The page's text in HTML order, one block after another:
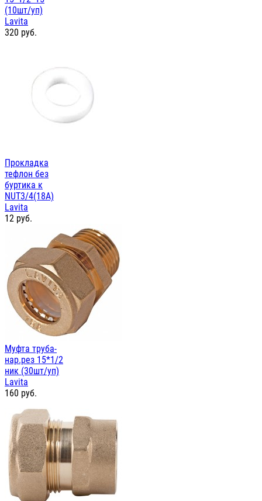
(10шт/уп)
Lavita
320 руб.
Прокладка
тефлон без
буртика к
NUT3/4(18А)
Lavita
12 руб.
Муфта труба-
нар.рез 15*1/2
ник (30шт/уп)
Lavita
160 руб.